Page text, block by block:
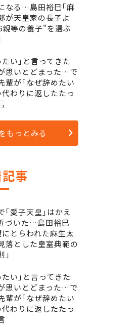
なる…島田裕巳｢麻
が天皇家の長子よ
親等の養子"を選ぶ
たい｣と言ってきた
思いとどまった…で
輩が｢なぜ辞めたい
わりに返したたっ
もっとみる
事
｢愛子天皇｣はかえ
づいた…島田裕巳
にとらわれた麻生太
落とした皇室典範の
｣
たい｣と言ってきた
思いとどまった…で
輩が｢なぜ辞めたい
わりに返したたっ